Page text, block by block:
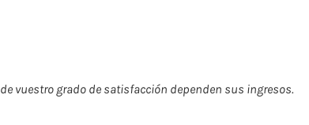
vuestro grado de satisfacción dependen sus ingresos.